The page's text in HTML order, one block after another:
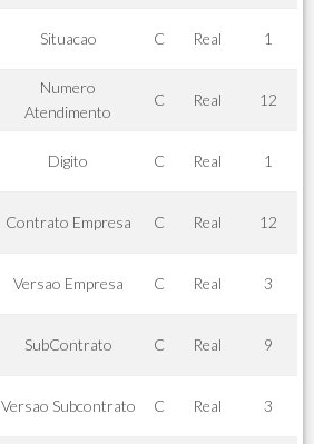
Situacao C Real 1
Numero
Atendimento
C Real 12
Digito C Real 1
Contrato Empresa C Real 12
Versao Empresa C Real 3
SubContrato C Real 9
Versao Subcontrato C Real 3